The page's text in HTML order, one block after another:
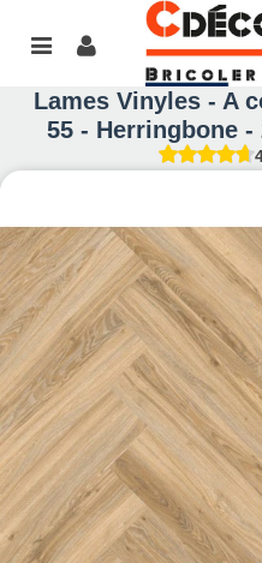
Lames Vinyles - A
55 - Herringbone -